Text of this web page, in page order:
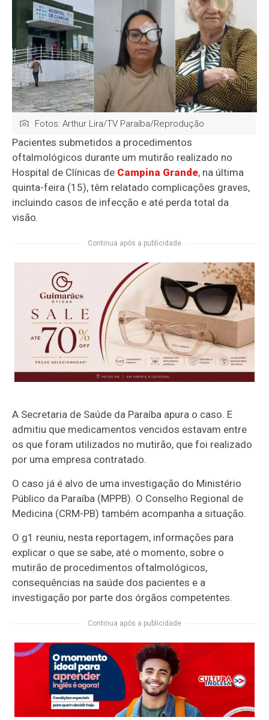
Fotos: Arthur Lira/TV Paraíba/Reprodução
Pacientes submetidos a procedimentos
oftalmológicos durante um mutirão realizado no
Hospital de Clínicas de Campina Grande, na última
quinta-feira (15), têm relatado complicações graves,
incluindo casos de infecção e até perda total da
visão.
Continua após a publicidade
A Secretaria de Saúde da Paraíba apura o caso. E
admitiu que medicamentos vencidos estavam entre
os que foram utilizados no mutirão, que foi realizado
por uma empresa contratado.
O caso já é alvo de uma investigação do Ministério
Público da Paraíba (MPPB). O Conselho Regional de
Medicina (CRM-PB) também acompanha a situação.
O g1 reuniu, nesta reportagem, informações para
explicar o que se sabe, até o momento, sobre o
mutirão de procedimentos oftalmológicos,
consequências na saúde dos pacientes e a
investigação por parte dos órgãos competentes.
Continua após a publicidade